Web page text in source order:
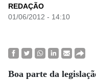
REDAÇÃO
01/06/2012 - 14:10
Boa parte da